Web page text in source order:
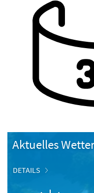
Aktuelles
DETAILS